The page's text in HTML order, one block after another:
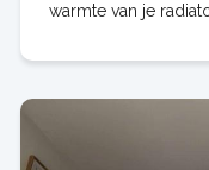
warmte van je